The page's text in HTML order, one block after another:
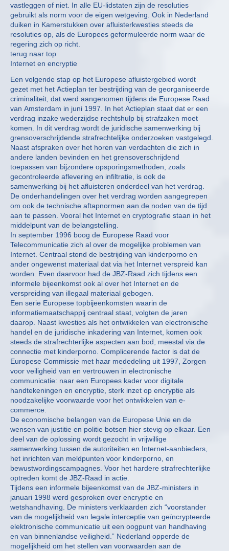
vastleggen of niet. In alle EU-lidstaten zijn de resoluties
gebruikt als norm voor de eigen wetgeving. Ook in Nederland
duiken in Kamerstukken over afluisterkwesties steeds de
resoluties op, als de Europees geformuleerde norm waar de
regering zich op richt.
terug naar top
Internet en encryptie
Een volgende stap op het Europese afluistergebied wordt
gezet met het Actieplan ter bestrijding van de georganiseerde
criminaliteit, dat werd aangenomen tijdens de Europese Raad
van Amsterdam in juni 1997. In het Actieplan staat dat er een
verdrag inzake wederzijdse rechtshulp bij strafzaken moet
komen. In dit verdrag wordt de juridische samenwerking bij
grensoverschrijdende strafrechtelijke onderzoeken vastgelegd.
Naast afspraken over het horen van verdachten die zich in
andere landen bevinden en het grensoverschrijdend
toepassen van bijzondere opsporingsmethoden, zoals
gecontroleerde aflevering en infiltratie, is ook de
samenwerking bij het afluisteren onderdeel van het verdrag.
De onderhandelingen over het verdrag worden aangegrepen
om ook de technische aftapnormen aan de noden van de tijd
aan te passen. Vooral het Internet en cryptografie staan in het
middelpunt van de belangstelling.
In september 1996 boog de Europese Raad voor
Telecommunicatie zich al over de mogelijke problemen van
Internet. Centraal stond de bestrijding van kinderporno en
ander ongewenst materiaal dat via het Internet verspreid kan
worden. Even daarvoor had de JBZ-Raad zich tijdens een
informele bijeenkomst ook al over het Internet en de
verspreiding van illegaal materiaal gebogen.
Een serie Europese topbijeenkomsten waarin de
informatiemaatschappij centraal staat, volgten de jaren
daarop. Naast kwesties als het ontwikkelen van electronische
handel en de juridische inkadering van Internet, komen ook
steeds de strafrechterlijke aspecten aan bod, meestal via de
connectie met kinderporno. Complicerende factor is dat de
Europese Commissie met haar mededeling uit 1997, Zorgen
voor veiligheid van en vertrouwen in electronische
communicatie: naar een Europees kader voor digitale
handtekeningen en encryptie, sterk inzet op encryptie als
noodzakelijke voorwaarde voor het ontwikkelen van e-
commerce.
De economische belangen van de Europese Unie en de
wensen van justitie en politie botsen hier stevig op elkaar. Een
deel van de oplossing wordt gezocht in vrijwillige
samenwerking tussen de autoriteiten en Internet-aanbieders,
het inrichten van meldpunten voor kinderporno, en
bewustwordingscampagnes. Voor het hardere strafrechterlijke
optreden komt de JBZ-Raad in actie.
Tijdens een informele bijeenkomst van de JBZ-ministers in
januari 1998 werd gesproken over encryptie en
wetshandhaving. De ministers verklaarden zich “voorstander
van de mogelijkheid van legale interceptie van geïncrypteerde
elektronische communicatie uit een oogpunt van handhaving
en van binnenlandse veiligheid.” Nederland opperde de
mogelijkheid om het stellen van voorwaarden aan de